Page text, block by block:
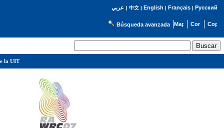
عربي | 中文| English | Français| Русский
Búsqueda avanzada
la UIT